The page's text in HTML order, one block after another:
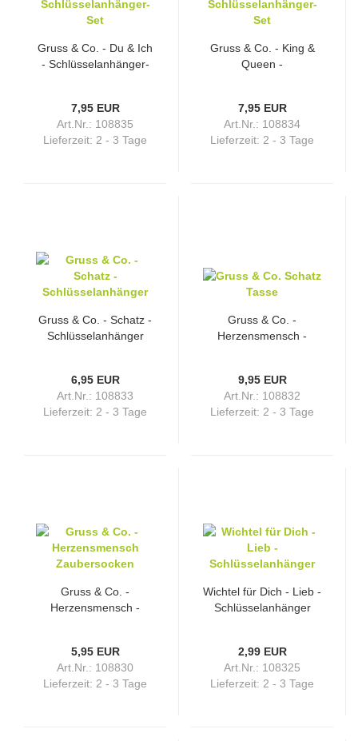
Gruss & Co. - Du & Ich
- Schlüsselanhänger-
7,95 EUR
Art.Nr.: 108835
Lieferzeit: 2 - 3 Tage
Gruss & Co. - King &
Queen -
7,95 EUR
Art.Nr.: 108834
Lieferzeit: 2 - 3 Tage
Gruss & Co. - Schatz -
Schlüsselanhänger
6,95 EUR
Art.Nr.: 108833
Lieferzeit: 2 - 3 Tage
Gruss & Co. -
Herzensmensch -
9,95 EUR
Art.Nr.: 108832
Lieferzeit: 2 - 3 Tage
Gruss & Co. -
Herzensmensch -
5,95 EUR
Art.Nr.: 108830
Lieferzeit: 2 - 3 Tage
Wichtel für Dich - Lieb -
Schlüsselanhänger
2,99 EUR
Art.Nr.: 108325
Lieferzeit: 2 - 3 Tage